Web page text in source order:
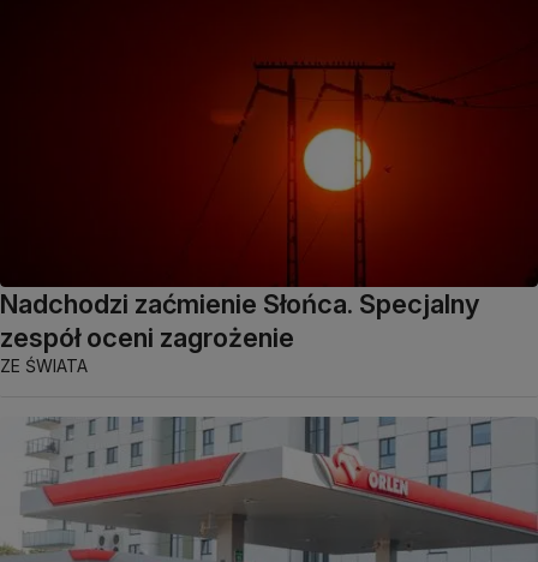
Nadchodzi zaćmienie Słońca. Specjalny
zespół oceni zagrożenie
ZE ŚWIATA